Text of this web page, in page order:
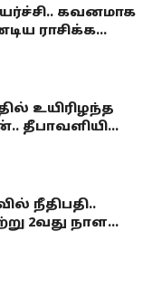
கவனமாக
ராசிக்க...
உயிரிழந்த
தீபாவளியி...
நீதிபதி..
2வது நாள...